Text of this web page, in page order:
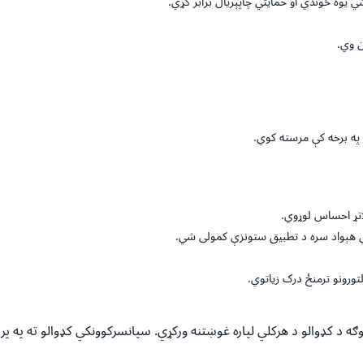
وي.
په برخه کې مرسته کوي.
احساس لوړوي.
هېواد سره د تطبیق ستونزې کمولی شي.
ترمنځ درک زیاتوي.
کډوالو د هرکلي لپاره غوښتنه ورکړي. سپانسرکوونکي کډوالو ته په